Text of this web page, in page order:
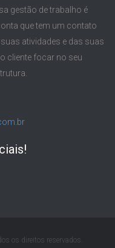
gestão de trabalho é
que tem um contato
atividades e das suas
cliente focar no seu
os direitos reservados.